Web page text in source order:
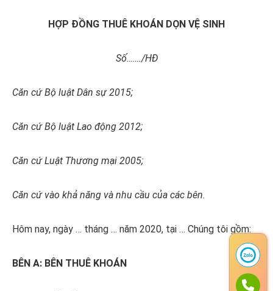
HỢP ĐỒNG THUÊ KHOÁN DỌN VỆ SINH
Số……./HĐ
Căn cứ Bộ luật Dân sự 2015;
Căn cứ Bộ luật Lao động 2012;
Căn cứ Luật Thương mại 2005;
Căn cứ vào khả năng và nhu cầu của các bên.
Hôm nay, ngày … tháng … năm 2020, tại … Chúng tôi gồm:
BÊN A: BÊN THUÊ KHOÁN